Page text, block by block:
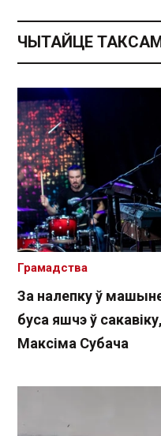
ЧЫТАЙЦЕ
За налепку ў
буса яшчэ ў
Максіма Субача
Грамадства